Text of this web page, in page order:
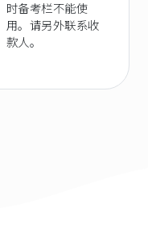
时备考栏不能使
用。请另外联系收
款人。